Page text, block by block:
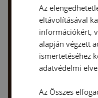
Az
eltávolításával
információkért,
alapján végzett
ismertetéséhez
adatvédelmi
Az Összes